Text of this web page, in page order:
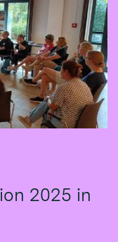
2025 in